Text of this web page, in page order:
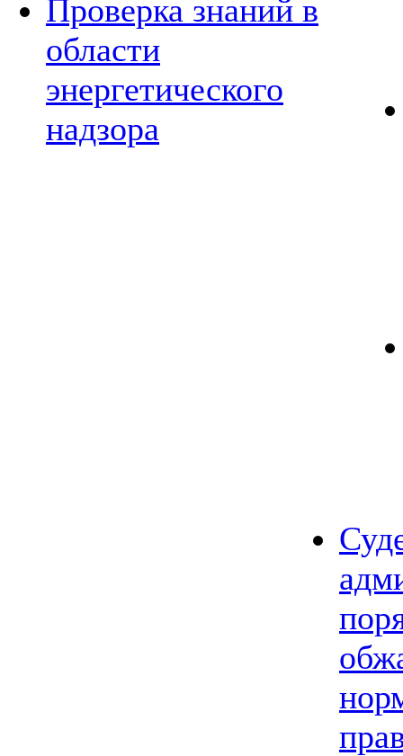
Проверка знаний в
области
энергетического
надзора